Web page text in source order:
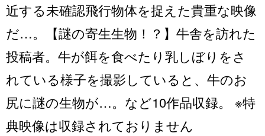
近する未確認飛行物体を捉えた貴重な映像
だ…。【謎の寄生生物！？】牛舎を訪れた
投稿者。牛が餌を食べたり乳しぼりをさ
れている様子を撮影していると、牛のお
尻に謎の生物が…。など10作品収録。 ※特
典映像は収録されておりません